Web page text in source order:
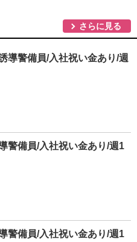
さらに見る
導警備員/入社祝い金あり/週
警備員/入社祝い金あり/週1
警備員/入社祝い金あり/週1